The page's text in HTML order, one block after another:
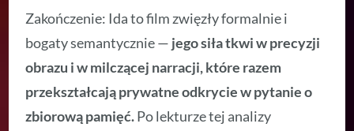
Zakończenie: Ida to film zwięzły formalnie i
bogaty semantycznie — jego siła tkwi w precyzji
obrazu i w milczącej narracji, które razem
przekształcają prywatne odkrycie w pytanie o
zbiorową pamięć.Po lekturze tej analizy